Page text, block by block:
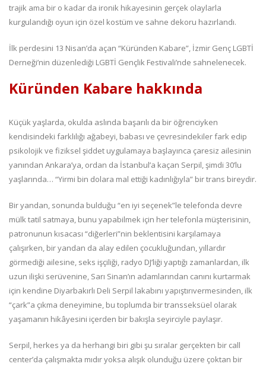
trajik ama bir o kadar da ironik hikayesinin gerçek olaylarla
kurgulandığı oyun için özel kostüm ve sahne dekoru hazırlandı.
İlk perdesini 13 Nisan’da açan “Küründen Kabare”, İzmir Genç LGBTİ
Derneği’nin düzenlediği LGBTİ Gençlik Festivali’nde sahnelenecek.
Küründen Kabare hakkında
Küçük yaşlarda, okulda aslında başarılı da bir öğrenciyken
kendisindeki farklılığı ağabeyi, babası ve çevresindekiler fark edip
psikolojik ve fiziksel şiddet uygulamaya başlayınca çaresiz ailesinin
yanından Ankara’ya, ordan da İstanbul’a kaçan Serpil, şimdi 30’lu
yaşlarında… “Yirmi bin dolara mal ettiği kadınlığıyla” bir trans bireydir.
Bir yandan, sonunda bulduğu “en iyi seçenek”le telefonda devre
mülk tatil satmaya, bunu yapabilmek için her telefonla müşterisinin,
patronunun kısacası “diğerleri”nin beklentisini karşılamaya
çalışırken, bir yandan da alay edilen çocukluğundan, yıllardır
görmediği ailesine, seks işçiliği, radyo DJ’liği yaptığı zamanlardan, ilk
uzun ilişki serüvenine, Sarı Sinan’ın adamlarından canını kurtarmak
için kendine Diyarbakırlı Deli Serpil lakabını yapıştırıvermesinden, ilk
“çark”a çıkma deneyimine, bu toplumda bir transseksüel olarak
yaşamanın hikâyesini içerden bir bakışla seyirciyle paylaşır.
Serpil, herkes ya da herhangi biri gibi şu sıralar gerçekten bir call
center’da çalışmakta mıdır yoksa alışık olunduğu üzere çoktan bir